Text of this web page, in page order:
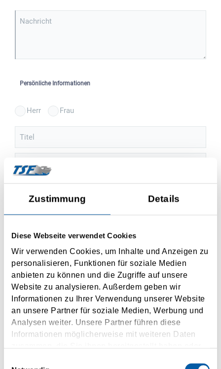
Zustimmung Details
Diese Webseite verwendet Cookies
Wir verwenden Cookies, um Inhalte und Anzeigen zu
personalisieren, Funktionen für soziale Medien
anbieten zu können und die Zugriffe auf unsere
Website zu analysieren. Außerdem geben wir
Informationen zu Ihrer Verwendung unserer Website
an unsere Partner für soziale Medien, Werbung und
Analysen weiter. Unsere Partner führen diese
Informationen möglicherweise mit weiteren Daten
Nachricht
Persönliche Informationen
Herr Frau
Titel
Vorname
Straße
PLZ
Ort
Land